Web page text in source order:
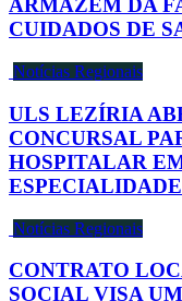
ARMAZÉM DA
CUIDADOS DE
Notícias Regionais
ULS LEZÍRIA
CONCURSAL
HOSPITALAR
Notícias Regionais
CONTRATO
SOCIAL VISA